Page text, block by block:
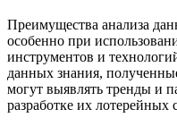
Преимущества анализа
особенно при
инструментов и
данных знания,
могут выявлять тренды и
разработке их лотерейных